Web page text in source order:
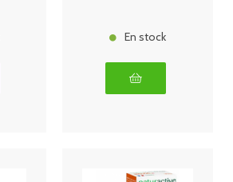
En stock